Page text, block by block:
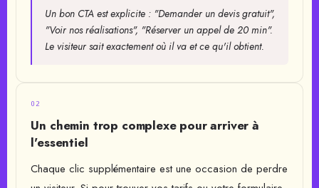
Un bon CTA est explicite : "Demander un devis gratuit",
"Voir nos réalisations", "Réserver un appel de 20 min".
Le visiteur sait exactement où il va et ce qu'il obtient.
02
Un chemin trop complexe pour arriver à
l'essentiel
Chaque clic supplémentaire est une occasion de perdre